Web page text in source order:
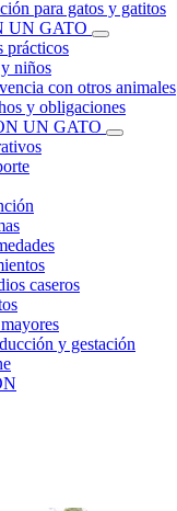
para gatos y gatitos
UN GATO
prácticos
niños
con otros animales
y obligaciones
UN GATO
caseros
y gestación